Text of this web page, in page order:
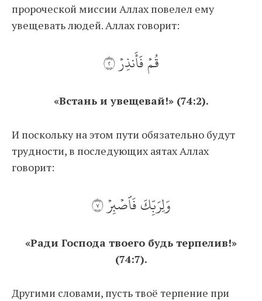
пророческой миссии Аллах повелел ему
увещевать людей. Аллах говорит:
قُمۡ فَأَنذِرۡ ٢
«Встань и увещевай!» (74:2).
И поскольку на этом пути обязательно будут
трудности, в последующих аятах Аллах
говорит:
وَلِرَبِّكَ فَٱصۡبِرۡ ٧
«Ради Господа твоего будь терпелив!»
(74:7).
Другими словами, пусть твоё терпение при